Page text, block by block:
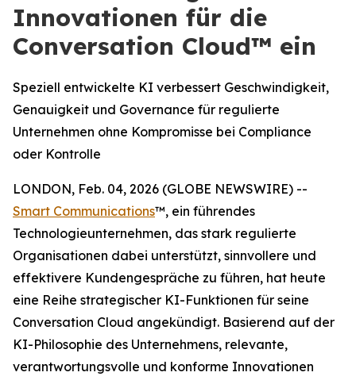
Innovationen für die
Conversation Cloud™ ein
Speziell entwickelte KI verbessert Geschwindigkeit,
Genauigkeit und Governance für regulierte
Unternehmen ohne Kompromisse bei Compliance
oder Kontrolle
LONDON, Feb. 04, 2026 (GLOBE NEWSWIRE) --
Smart Communications™, ein führendes
Technologieunternehmen, das stark regulierte
Organisationen dabei unterstützt, sinnvollere und
effektivere Kundengespräche zu führen, hat heute
eine Reihe strategischer KI-Funktionen für seine
Conversation Cloud angekündigt. Basierend auf der
KI-Philosophie des Unternehmens, relevante,
verantwortungsvolle und konforme Innovationen